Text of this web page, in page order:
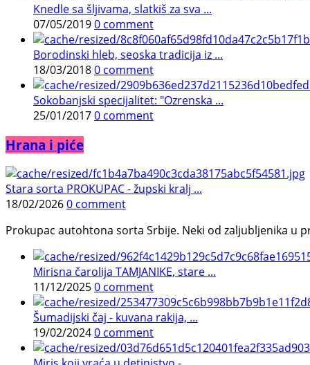
Knedle sa šljivama, slatkiš za sva ...
07/05/20190 comment
Borodinski hleb, seoska tradicija iz ...
18/03/20180 comment
Sokobanjski specijalitet: "Ozrenska ...
25/01/20170 comment
Hrana i piće
Stara sorta PROKUPAC - župski kralj ...
18/02/20260 comment
Prokupac autohtona sorta Srbije. Neki od zaljubljenika u
Mirisna čarolija TAMJANIKE, stare ...
11/12/20250 comment
Šumadijski čaj - kuvana rakija, ...
19/02/20240 comment